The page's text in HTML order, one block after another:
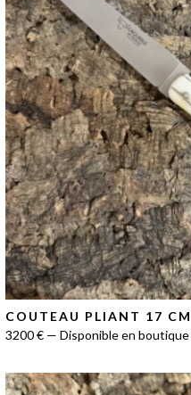
COUTEAU PLIANT 17
3200 € — Disponible en boutique